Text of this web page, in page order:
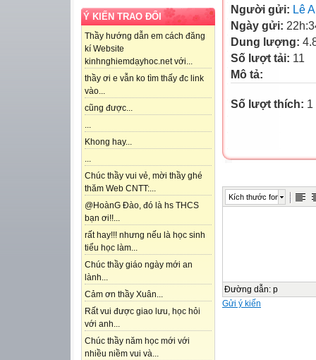
Ý KIẾN TRAO ĐỔI
Thầy hướng dẫn em cách đăng
kí Website
kinhnghiemdạyhoc.net với...
thầy ơi e vẫn ko tìm thấy đc link
vào...
cũng được...
...
Khong hay...
...
Chúc thầy vui vẻ, mời thầy ghé
thăm Web CNTT:...
@HoànG Đào, đó là hs THCS
bạn ơi!!...
rất hay!!! nhưng nếu là học sinh
tiểu học làm...
Chúc thầy giáo ngày mới an
lành...
Cảm ơn thầy Xuân...
Rất vui được giao lưu, học hỏi
với anh...
Chúc thầy năm học mới với
nhiều niềm vui và...
Người gửi: Lê
Ngày gửi:
Dung lượng:
Số lượt tải: 11
Mô tả:
Số lượt thích: 1
Kích thước font
Đường dẫn: p
Gửi ý kiến